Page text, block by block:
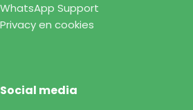
WhatsApp Support
Privacy en cookies
Social media